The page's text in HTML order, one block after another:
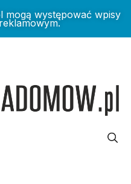
mogą występować wpisy